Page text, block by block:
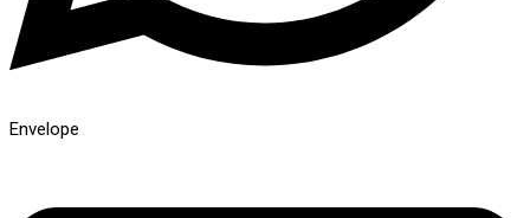
Envelope